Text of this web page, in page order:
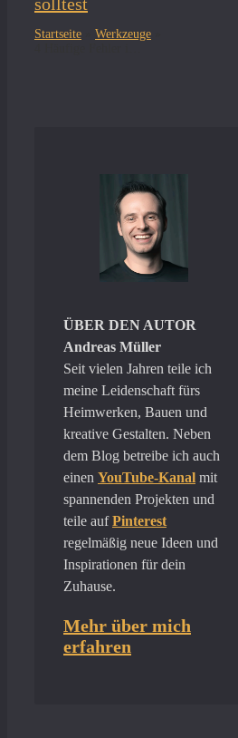
Startseite Werkzeuge
ÜBER DEN AUTOR
Andreas Müller
Seit vielen Jahren teile ich
meine Leidenschaft fürs
Heimwerken, Bauen und
kreative Gestalten. Neben
dem Blog betreibe ich auch
einen YouTube-Kanal mit
spannenden Projekten und
teile aufPinterest
regelmäßig neue Ideen und
Inspirationen für dein
Zuhause.
Mehr über mich
erfahren